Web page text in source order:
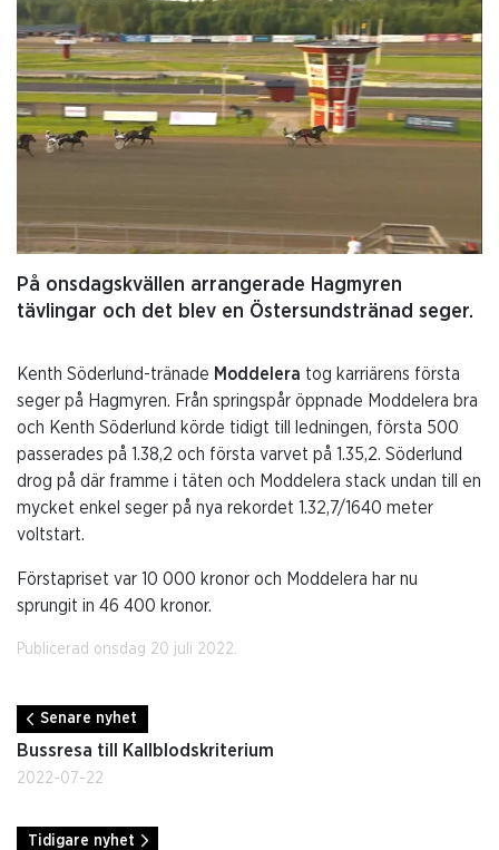
På onsdagskvällen arrangerade Hagmyren
tävlingar och det blev en Östersundstränad seger.
Kenth Söderlund-tränade Moddelera tog karriärens första
seger på Hagmyren. Från springspår öppnade Moddelera bra
och Kenth Söderlund körde tidigt till ledningen, första 500
passerades på 1.38,2 och första varvet på 1.35,2. Söderlund
drog på där framme i täten och Moddelera stack undan till en
mycket enkel seger på nya rekordet 1.32,7/1640 meter
voltstart.
Förstapriset var 10 000 kronor och Moddelera har nu
sprungit in 46 400 kronor.
Publicerad onsdag 20 juli 2022.
Senare nyhet
Bussresa till Kallblodskriterium
2022-07-22
Tidigare nyhet